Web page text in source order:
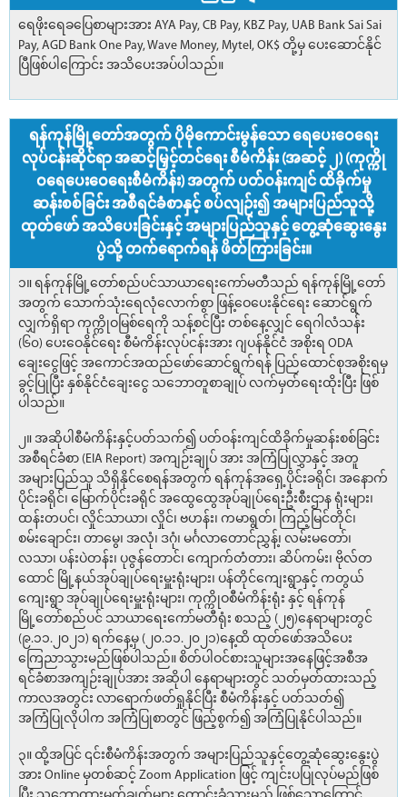
ရေဖိုးရေခပြေစာများအား AYA Pay, CB Pay, KBZ Pay, UAB Bank Sai Sai
Pay, AGD Bank One Pay, Wave Money, Mytel, OK$ တို့မှ ပေးဆောင်နိုင်
ပြီဖြစ်ပါကြောင်း အသိပေးအပ်ပါသည်။
ရန်ကုန်မြို့တော်အတွက် ပိုမိုကောင်းမွန်သော ရေပေးဝေရေး
လုပ်ငန်းဆိုင်ရာ အဆင့်မြှင့်တင်ရေး စီမံကိန်း (အဆင့် ၂) (ကုက္ကို
ဝရေပေးဝေရေးစီမံကိန်း) အတွက် ပတ်ဝန်းကျင် ထိခိုက်မှု
ဆန်းစစ်ခြင်း အစီရင်ခံစာနှင့် စပ်လျဉ်း၍ အများပြည်သူသို့
ထုတ်ဖော် အသိပေးခြင်းနှင့် အများပြည်သူနှင့် တွေ့ဆုံဆွေးနွေး
ပွဲသို့ တက်ရောက်ရန် ဖိတ်ကြားခြင်း။
၁။ ရန်ကုန်မြို့တော်စည်ပင်သာယာရေးကော်မတီသည် ရန်ကုန်မြို့တော်
အတွက် သောက်သုံးရေလုံလောက်စွာ ဖြန့်ဝေပေးနိုင်ရေး ဆောင်ရွက်
လျှက်ရှိရာ ကုက္ကိုဝမြစ်ရေကို သန့်စင်ပြီး တစ်နေ့လျှင် ရေဂါလံသန်း
(၆၀) ပေးဝေနိုင်ရေး စီမံကိန်းလုပ်ငန်းအား ဂျပန်နိုင်ငံ အစိုးရ ODA
ချေးငွေဖြင့် အကောင်အထည်ဖော်ဆောင်ရွက်ရန် ပြည်ထောင်စုအစိုးရမှ
ခွင့်ပြုပြီး နှစ်နိုင်ငံချေးငွေ သဘောတူစာချုပ် လက်မှတ်ရေးထိုးပြီး ဖြစ်
ပါသည်။
၂။ အဆိုပါစီမံကိန်းနှင့်ပတ်သက်၍ ပတ်ဝန်းကျင်ထိခိုက်မှုဆန်းစစ်ခြင်း
အစီရင်ခံစာ (EIA Report) အကျဉ်းချုပ် အား အကြံပြုလွှာနှင့် အတူ
အများပြည်သူ သိရှိနိုင်စေရန်အတွက် ရန်ကုန်အရှေ့ပိုင်းခရိုင်၊ အနောက်
ပိုင်းခရိုင်၊ မြောက်ပိုင်းခရိုင် အထွေထွေအုပ်ချုပ်ရေးဦးစီးဌာန ရုံးများ၊
ထန်းတပင်၊ လှိုင်သာယာ၊ လှိုင်၊ ဗဟန်း၊ ကမာရွတ်၊ ကြည့်မြင်တိုင်၊
စမ်းချောင်း၊ တာမွေ၊ အလုံ၊ ဒဂုံ၊ မင်္ဂလာတောင်ညွှန့်၊ လမ်းမတော်၊
လသာ၊ ပန်းပဲတန်း၊ ပုဇွန်တောင်၊ ကျောက်တံတား၊ ဆိပ်ကမ်း၊ ဗိုလ်တ
ထောင် မြို့နယ်အုပ်ချုပ်ရေးမှူးရုံးများ၊ ပန်တိုင်ကျေးရွာနှင့် ကတွယ်
ကျေးရွာ အုပ်ချုပ်ရေးမှူးရုံးများ၊ ကုက္ကိုဝစီမံကိန်းရုံး နှင့် ရန်ကုန်
မြို့တော်စည်ပင် သာယာရေးကော်မတီရုံး စသည့် (၂၅)နေရာများတွင်
(၉.၁၁.၂၀၂၁) ရက်နေ့မှ (၂၀.၁၁.၂၀၂၁)နေ့ထိ ထုတ်ဖော်အသိပေး
ကြေညာသွားမည်ဖြစ်ပါသည်။ စိတ်ပါဝင်စားသူများအနေဖြင့်အစီအ
ရင်ခံစာအကျဉ်းချုပ်အား အဆိုပါ နေရာများတွင် သတ်မှတ်ထားသည့်
ကာလအတွင်း လာရောက်ဖတ်ရှုနိုင်ပြီး စီမံကိန်းနှင့် ပတ်သတ်၍
အကြံပြုလိုပါက အကြံပြုစာတွင် ဖြည့်စွက်၍ အကြံပြုနိုင်ပါသည်။
၃။ ထို့အပြင် ၎င်းစီမံကိန်းအတွက် အများပြည်သူနှင့်တွေ့ဆုံဆွေးနွေးပွဲ
အား Online မှတစ်ဆင့် Zoom Application ဖြင့် ကျင်းပပြုလုပ်မည်ဖြစ်